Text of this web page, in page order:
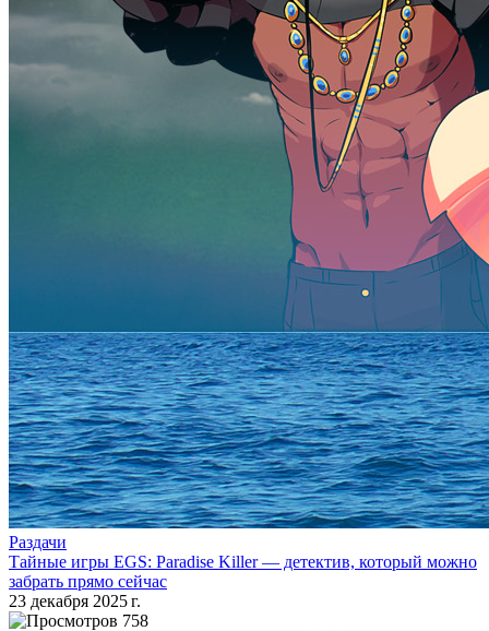
Раздачи
Тайные игры EGS: Paradise Killer — детектив, который можно
забрать прямо сейчас
23 декабря 2025 г.
758